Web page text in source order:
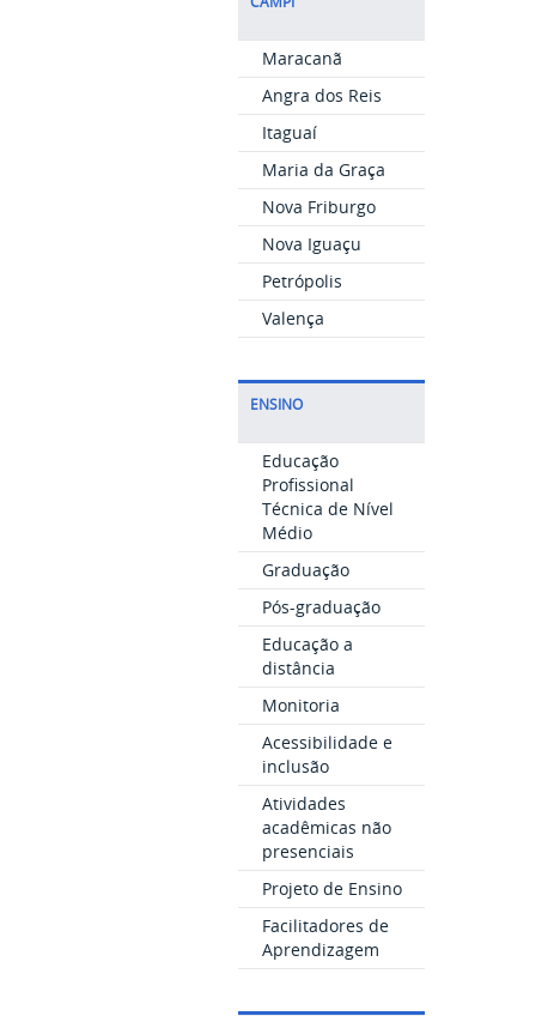
Maracanã
Angra dos Reis
Itaguaí
Maria da Graça
Nova Friburgo
Nova Iguaçu
Petrópolis
Valença
ENSINO
Educação
Profissional
Técnica de Nível
Médio
Graduação
Pós-graduação
Educação a
distância
Monitoria
Acessibilidade e
inclusão
Atividades
acadêmicas não
presenciais
Projeto de Ensino
Facilitadores de
Aprendizagem